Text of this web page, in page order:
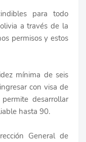
para todo
a través de la
permisos y estos
mínima de seis
con visa de
desarrollar
hasta 90.
General de